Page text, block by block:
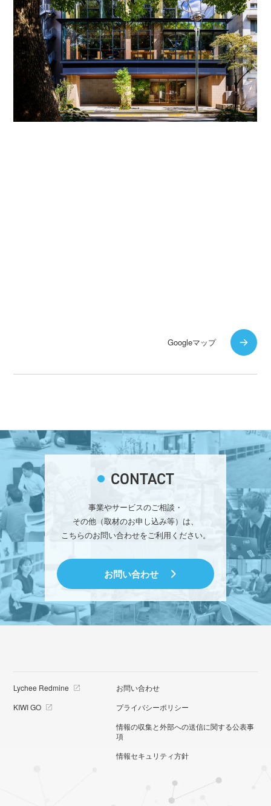
Googleマップ
CONTACT
事業やサービスのご相談・
その他（取材のお申し込み等）は、
こちらのお問い合わせをご利用ください。
お問い合わせ
Lychee Redmine
KIWI GO
お問い合わせ
プライバシーポリシー
情報の収集と外部への送信に関する公表事
項
情報セキュリティ方針